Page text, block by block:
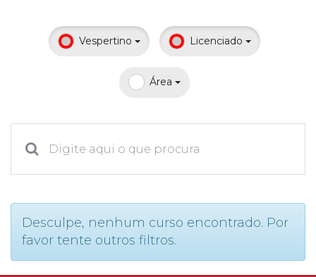
Desconto de pontualidade
UATI
Vespertino Licenciado
Área
Desculpe, nenhum curso encontrado. Por
favor tente outros filtros.